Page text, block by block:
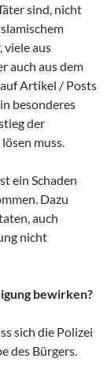
sind, nicht
aus
auch aus dem
Artikel / Posts
besonderes
der
muss.
ein Schaden
Dazu
auch
nicht
bewirken?
sich die Polizei
des Bürgers.